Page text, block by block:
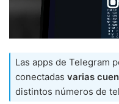
Las apps de Telegram
conectadas varias
distintos números de